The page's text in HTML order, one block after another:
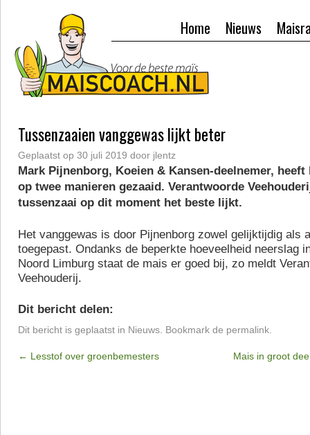
Nieuws
Home
Tussenzaaien vanggewas lijkt beter
Geplaatst op 30 juli 2019 door jlentz
Mark Pijnenborg, Koeien & Kansen-deelnemer, heeft
op twee manieren gezaaid. Verantwoorde
tussenzaai op dit moment het beste lijkt.
Het vanggewas is door Pijnenborg zowel gelijktijdig als
toegepast. Ondanks de beperkte hoeveelheid neerslag
Noord Limburg staat de mais er goed bij, zo meldt
Veehouderij.
Dit bericht delen:
Dit bericht is geplaatst in Nieuws . Bookmark de permalink
← Lesstof over groenbemesters Mais in groot